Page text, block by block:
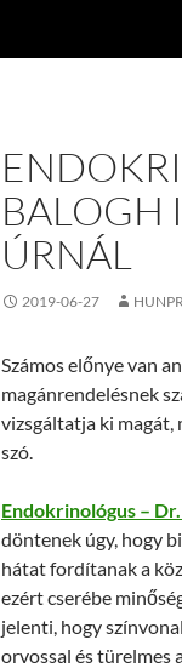
BALOGH
ÚRNÁL
2019-06-27
Számos előnye van
magánrendelésnek
vizsgáltatja ki magát,
szó.
Endokrinológus –
döntenek úgy, hogy
hátat fordítanak a
ezért cserébe
jelenti, hogy
orvossal és türelmes